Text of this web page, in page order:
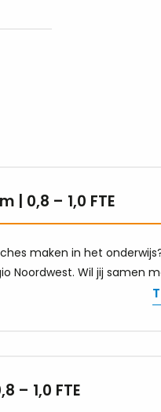
| 0,8 – 1,0 FTE
maken in het
Noordwest. Wil jij samen
– 1,0 FTE